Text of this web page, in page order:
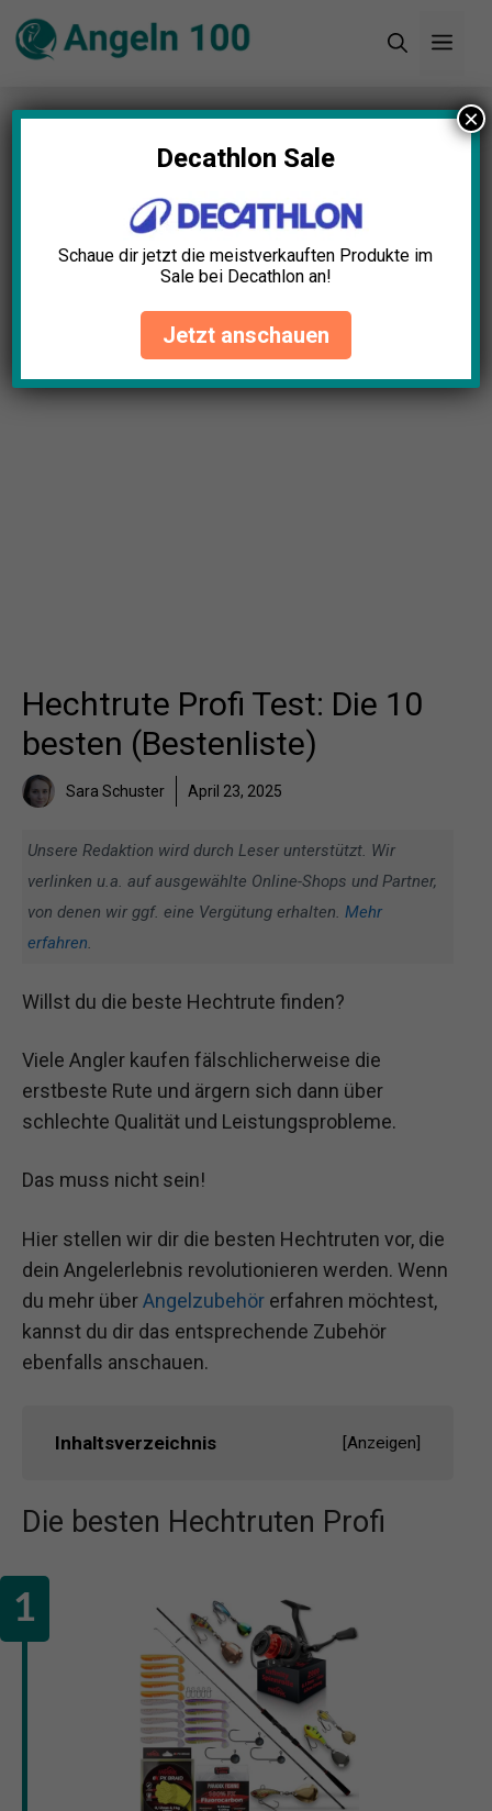
Zum
Inhalt
Startseite»Blog»Hechtrute Profi Test: Die 10
besten (Bestenliste)
Hechtrute Profi Test: Die 10
besten (Bestenliste)
Sara Schuster April 23, 2025
Unsere Redaktion wird durch Leser unterstützt. Wir
verlinken u.a. auf ausgewählte Online-Shops und Partner,
von denen wir ggf. eine Vergütung erhalten. Mehr
erfahren.
Willst du die beste Hechtrute finden?
Viele Angler kaufen fälschlicherweise die
erstbeste Rute und ärgern sich dann über
schlechte Qualität und Leistungsprobleme.
Das muss nicht sein!
Hier stellen wir dir die besten Hechtruten vor, die
dein Angelerlebnis revolutionieren werden. Wenn
du mehr überAngelzubehör erfahren möchtest,
kannst du dir das entsprechende Zubehör
ebenfalls anschauen.
Inhaltsverzeichnis [Anzeigen]
Die besten Hechtruten Profi
Decathlon Sale
Schaue dir jetzt die meistverkauften Produkte im
Sale bei Decathlon an!
Jetzt anschauen
×